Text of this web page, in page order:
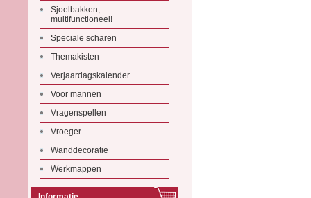
Sjoelbakken,
multifunctioneel!
Speciale scharen
Themakisten
Verjaardagskalender
Voor mannen
Vragenspellen
Vroeger
Wanddecoratie
Werkmappen